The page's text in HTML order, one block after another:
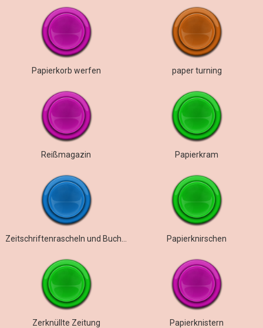
Papierkorb werfen paper turning
Reißmagazin Papierkram
Papierknirschen
Zerknüllte Zeitung Papierknistern